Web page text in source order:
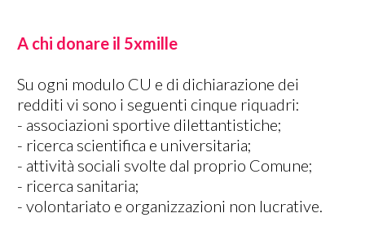
A chi donare il 5xmille
Su ogni modulo CU e di dichiarazione dei
redditi vi sono i seguenti cinque riquadri:
- associazioni sportive dilettantistiche;
- ricerca scientifica e universitaria;
- attività sociali svolte dal proprio Comune;
- ricerca sanitaria;
- volontariato e organizzazioni non lucrative.